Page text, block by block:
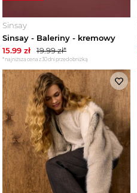
Sinsay
Sinsay - Baleriny - kremowy
15.99 zł 19.99zł*
*najniższa cena z 30 dni przed obniżką